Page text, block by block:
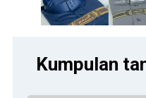
Kumpulan